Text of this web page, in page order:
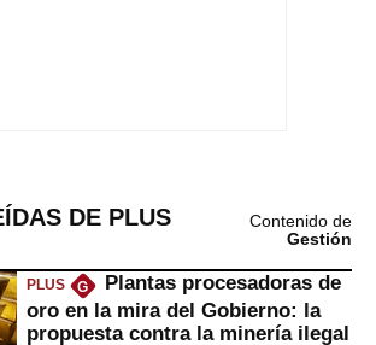
DE PLUS
Contenido de
Gestión
PLUS G
Plantas procesadoras de
oro en la mira del Gobierno: la
propuesta contra la minería ilegal